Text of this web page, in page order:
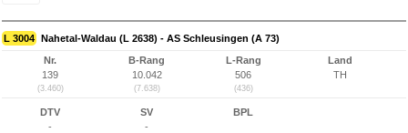
L 3004 Nahetal-Waldau (L 2638) - AS Schleusingen (A 73)
Nr.
139
(3.460)
B-Rang
10.042
(7.638)
L-Rang
506
(436)
Land
TH
DTV
-
SV
-
BPL